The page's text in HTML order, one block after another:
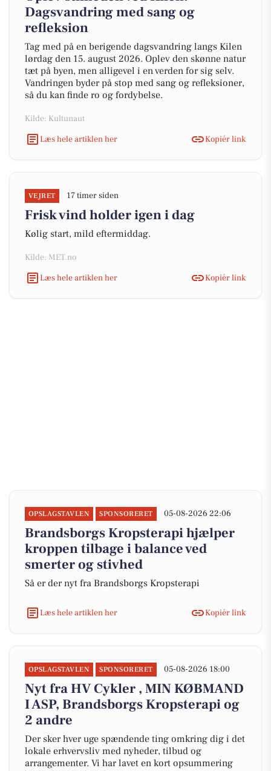
Dagsvandring med sang og
refleksion
Tag med på en berigende dagsvandring langs Kilen
lørdag den 15. august 2026. Oplev den skønne natur
tæt på byen, men alligevel i en verden for sig selv.
Vandringen byder på stop med sang og refleksioner,
så du kan finde ro og fordybelse.
Kilde: Kultunaut
Læs hele artiklen her
Kopiér link
VEJRET 17 timer siden
Frisk vind holder igen i dag
Kølig start, mild eftermiddag.
Kilde: MET.no
Læs hele artiklen her
Kopiér link
OPSLAGSTAVLEN SPONSORERET 05-08-2026 22:06
Brandsborgs Kropsterapi hjælper
kroppen tilbage i balance ved
smerter og stivhed
Så er der nyt fra Brandsborgs Kropsterapi
Læs hele artiklen her Kopiér link
OPSLAGSTAVLEN SPONSORERET 05-08-2026 18:00
Nyt fra HV Cykler , MIN KØBMAND
I ASP, Brandsborgs Kropsterapi og
2 andre
Der sker hver uge spændende ting omkring dig i det
lokale erhvervsliv med nyheder, tilbud og
arrangementer. Vi har lavet en kort opsummering